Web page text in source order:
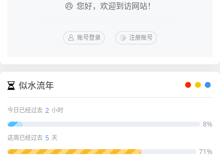
您好，欢迎到访网站！
账号登录 注册账号
似水流年
今日已经过去 2 小时
8%
这周已经过去 5 天
71%